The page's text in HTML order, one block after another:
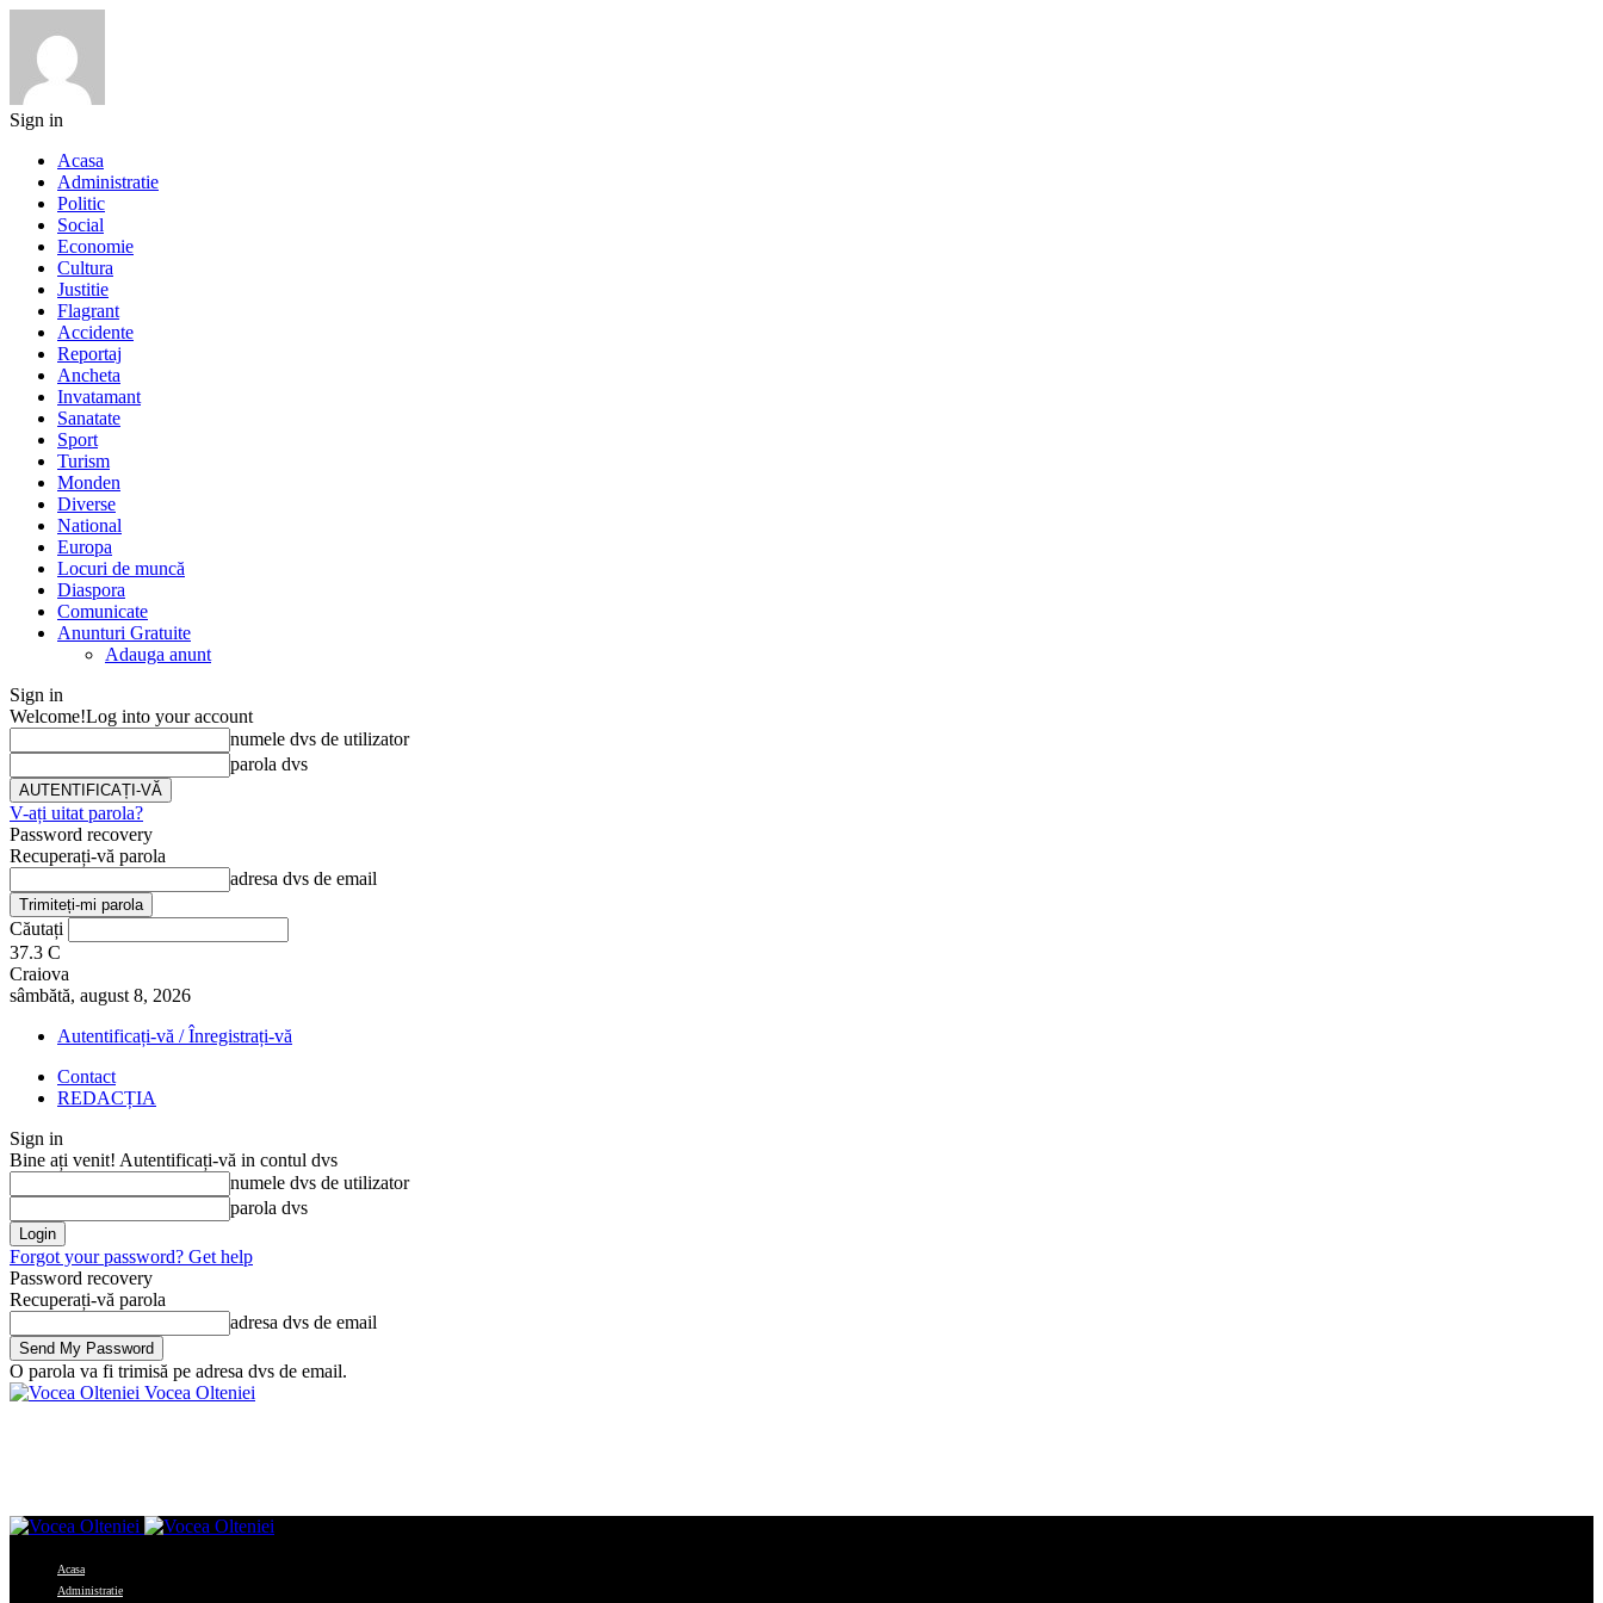
Sign in
Acasa
Administratie
Politic
Social
Economie
Cultura
Justitie
Flagrant
Accidente
Reportaj
Ancheta
Invatamant
Sanatate
Sport
Turism
Monden
Diverse
National
Europa
Locuri de muncă
Diaspora
Comunicate
Anunturi Gratuite
Adauga anunt
Sign in
Welcome!Log into your account
numele dvs de utilizator
parola dvs
V-ați uitat parola?
Password recovery
Recuperați-vă parola
adresa dvs de email
Căutați
37.3 C
Craiova
sâmbătă, august 8, 2026
Autentificați-vă / Înregistrați-vă
Contact
REDACȚIA
Sign in
Bine ați venit! Autentificați-vă in contul dvs
numele dvs de utilizator
parola dvs
Forgot your password? Get help
Password recovery
Recuperați-vă parola
adresa dvs de email
O parola va fi trimisă pe adresa dvs de email.
Vocea Olteniei
Acasa
Administratie